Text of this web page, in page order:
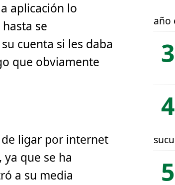
aplicación lo
se
cuenta si les daba
que obviamente
de ligar por internet
que se ha
a su media
año